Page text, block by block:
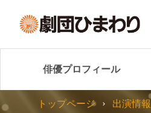
俳優プロフィール
トップページ 出演情報